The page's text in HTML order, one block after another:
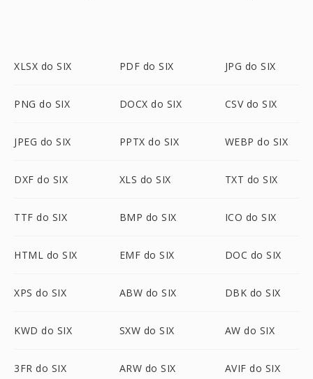
XLSX do SIX PDF do SIX JPG do SIX
PNG do SIX DOCX do SIX CSV do SIX
JPEG do SIX PPTX do SIX WEBP do SIX
DXF do SIX XLS do SIX TXT do SIX
TTF do SIX BMP do SIX ICO do SIX
HTML do SIX EMF do SIX DOC do SIX
XPS do SIX ABW do SIX DBK do SIX
KWD do SIX SXW do SIX AW do SIX
3FR do SIX ARW do SIX AVIF do SIX